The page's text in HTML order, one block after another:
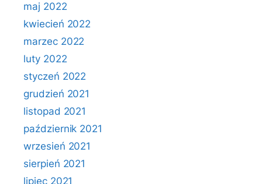
maj 2022
kwiecień 2022
marzec 2022
luty 2022
styczeń 2022
grudzień 2021
listopad 2021
październik 2021
wrzesień 2021
sierpień 2021
lipiec 2021